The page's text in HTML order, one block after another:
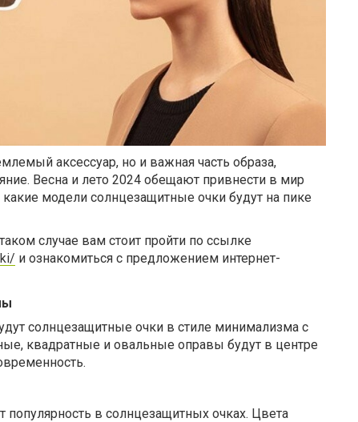
аксессуар, но и важная часть образа,
Весна и лето 2024 обещают привнести в мир
модели солнцезащитные очки будут на пике
случае вам стоит пройти по ссылке
и ознакомиться с предложением интернет-
солнцезащитные очки в стиле минимализма с
квадратные и овальные оправы будут в центре
в солнцезащитных очках. Цвета